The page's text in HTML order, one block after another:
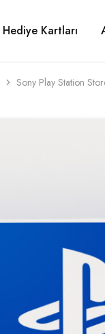
Hediye Kartları
Sony Play Station